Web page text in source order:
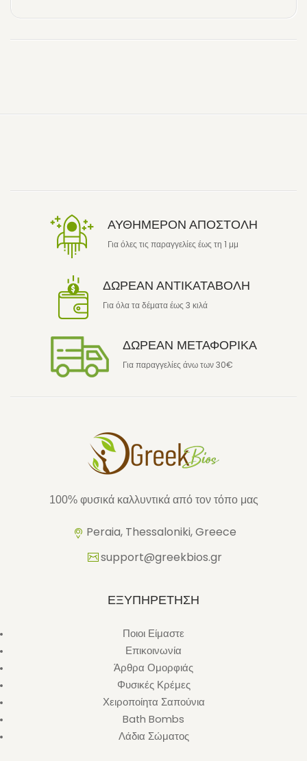
ΑΥΘΗΜΕΡΟΝ ΑΠΟΣΤΟΛΗ
Για όλες τις παραγγελίες έως τη 1 μμ
ΔΩΡΕΑΝ ΑΝΤΙΚΑΤΑΒΟΛΗ
Για όλα τα δέματα έως 3 κιλά
ΔΩΡΕΑΝ ΜΕΤΑΦΟΡΙΚΑ
Για παραγγελίες άνω των 30€
100% φυσικά καλλυντικά από τον τόπο μας
Peraia, Thessaloniki, Greece
support@greekbios.gr
ΕΞΥΠΗΡΕΤΗΣΗ
Ποιοι Είμαστε
Επικοινωνία
Άρθρα Ομορφιάς
Φυσικές Κρέμες
Χειροποίητα Σαπούνια
Bath Bombs
Λάδια Σώματος